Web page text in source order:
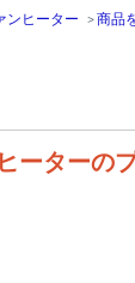
ンヒーター >商品
ーターの